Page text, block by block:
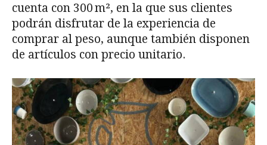
cuenta con 300 m², en la que sus clientes
podrán disfrutar de la experiencia de
comprar al peso, aunque también disponen
de artículos con precio unitario.